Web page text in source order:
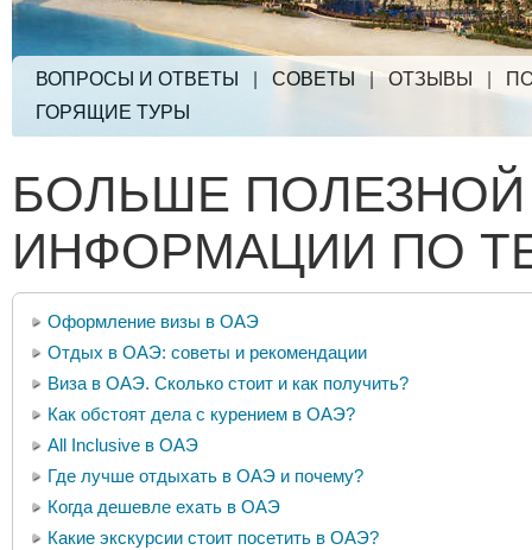
ВОПРОСЫ И ОТВЕТЫ СОВЕТЫ | ОТЗЫВЫ
ГОРЯЩИЕ ТУРЫ
БОЛЬШЕ ПОЛЕЗНОЙ
ИНФОРМАЦИИ ПО
Оформление визы в ОАЭ
Отдых в ОАЭ: советы и рекомендации
Виза в ОАЭ. Сколько стоит и как получить?
Как обстоят дела с курением в ОАЭ?
All Inclusive в ОАЭ
Где лучше отдыхать в ОАЭ и почему?
Когда дешевле ехать в ОАЭ
Какие экскурсии стоит посетить в ОАЭ?